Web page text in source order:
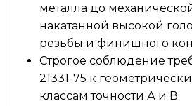
металла до
накатанной высокой
резьбы и финишного
Строгое соблюдение
21331-75 к
классам точности А и В